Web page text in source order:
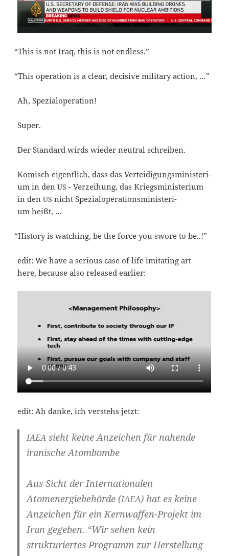
“This is not Iraq, this is not endless.”
“This ope­ra­ti­on is a clear, decisi­ve mili­ta­ry action, …”
Ah, Spe­zi­al­ope­ra­ti­on!
Super.
Der Stan­dard wirds wie­der neu­tral schreiben.
Komisch eigent­lich, dass das Ver­tei­di­gungs­mi­nis­te­ri­
um in denUS - Ver­zei­hung, das Kriegs­mi­nis­te­ri­um
in denUS nicht Spe­zi­al­ope­ra­ti­ons­mi­nis­te­ri­
um heißt, …
“Histo­ry is watching, be the for­ce you swo­re to be..!”
edit: We have a serious case of life imi­ta­ting art
here, becau­se also released earlier:
edit: Ah dan­ke, ich ver­stehs jetzt:
IAEA sieht kei­ne Anzei­chen für nahen­de
ira­ni­sche Atombombe
Aus Sicht der Inter­na­tio­na­len
Atom­ener­gie­be­hör­de (IAEA) hat es kei­ne
Anzei­chen für ein Kernwaffen-Projekt im
Iran gege­ben. “Wir sehen kein
struk­tu­rier­tes Pro­gramm zur Her­stel­lung